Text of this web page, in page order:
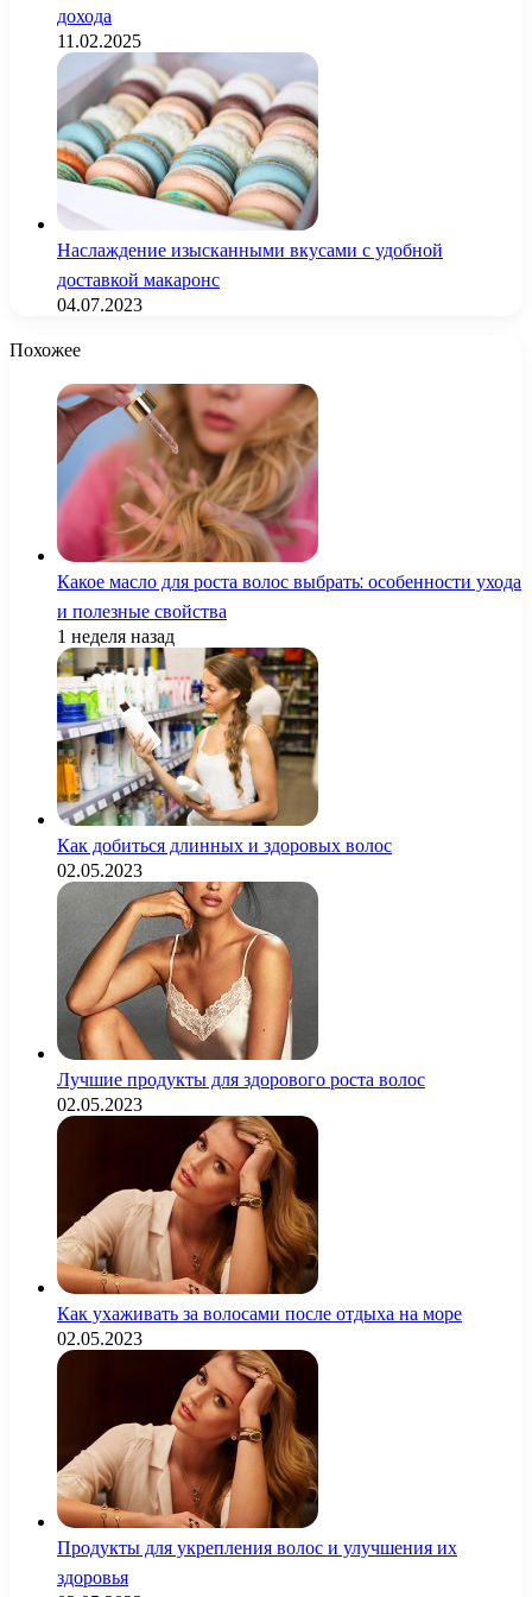
дохода
11.02.2025
Наслаждение изысканными вкусами с удобной
доставкой макаронс
04.07.2023
Похожее
Какое масло для роста волос выбрать: особенности ухода
и полезные свойства
1 неделя назад
Как добиться длинных и здоровых волос
02.05.2023
Лучшие продукты для здорового роста волос
02.05.2023
Как ухаживать за волосами после отдыха на море
02.05.2023
Продукты для укрепления волос и улучшения их
здоровья